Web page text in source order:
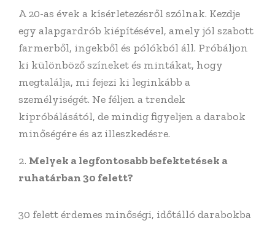
A 20-as évek a kísérletezésről szólnak. Kezdje
egy alapgardrób kiépítésével, amely jól szabott
farmerből, ingekből és pólókból áll. Próbáljon
ki különböző színeket és mintákat, hogy
megtalálja, mi fejezi ki leginkább a
személyiségét. Ne féljen a trendek
kipróbálásától, de mindig figyeljen a darabok
minőségére és az illeszkedésre.
Melyek a legfontosabb befektetések a
ruhatárban 30 felett?
30 felett érdemes minőségi, időtálló darabokba